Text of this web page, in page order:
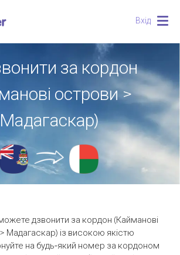
Вхід
за кордон
острови >
Мадагаскар)
дзвонити за кордон (Кайманові
Мадагаскар) із високою якістю
на будь-який номер за кордоном